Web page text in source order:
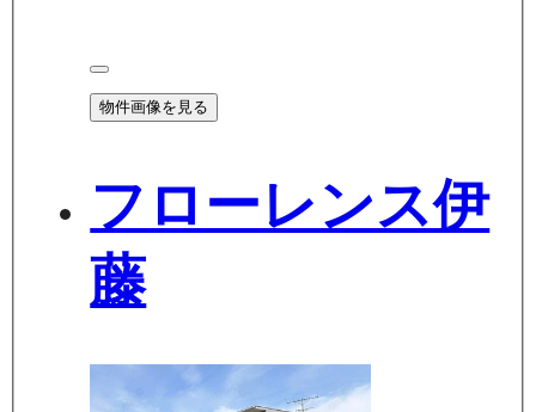
物件画像を見る
フローレンス伊
藤